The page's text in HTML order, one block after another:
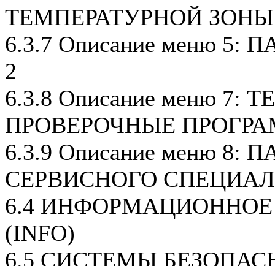
ТЕМПЕРАТУРНОЙ ЗОНЫ
6.3.7 Описание меню
2
6.3.8 Описание меню 7:
ПРОВЕРОЧНЫЕ
6.3.9 Описание меню 8:
СЕРВИСНОГО
6.4
(INFO)
6.5 СИСТЕМЫ